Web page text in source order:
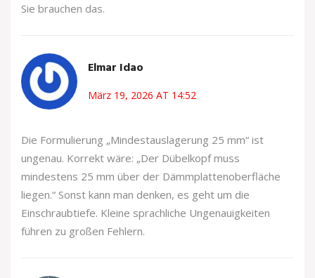
Sie brauchen das.
Elmar Idao
März 19, 2026 AT 14:52
Die Formulierung „Mindestauslagerung 25 mm“ ist
ungenau. Korrekt wäre: „Der Dübelkopf muss
mindestens 25 mm über der Dämmplattenoberfläche
liegen.“ Sonst kann man denken, es geht um die
Einschraubtiefe. Kleine sprachliche Ungenauigkeiten
führen zu großen Fehlern.